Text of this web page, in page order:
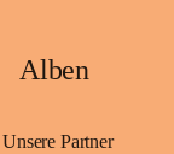
Alben
Unsere Partner